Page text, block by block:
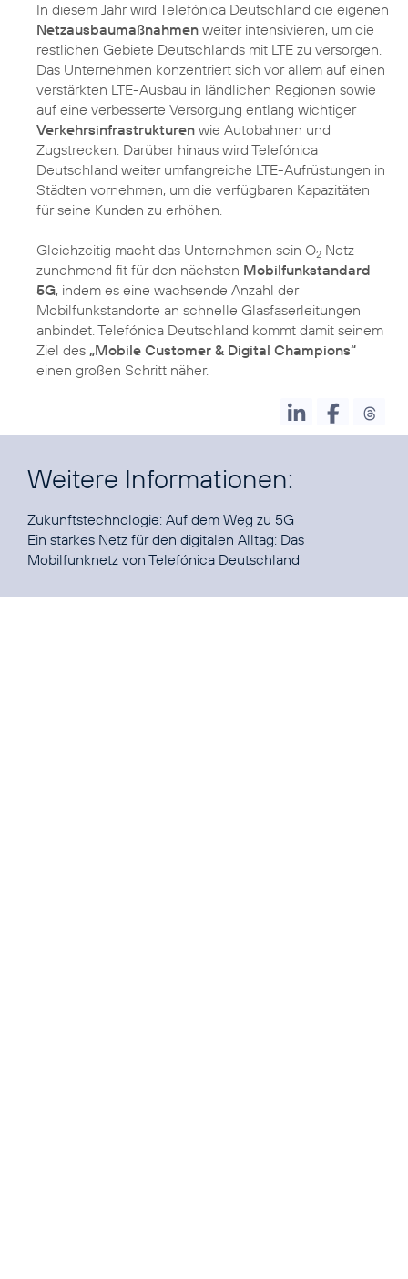
In diesem Jahr wird Telefónica Deutschland die eigenen
Netzausbaumaßnahmen weiter intensivieren, um die
restlichen Gebiete Deutschlands mit LTE zu versorgen.
Das Unternehmen konzentriert sich vor allem auf einen
verstärkten LTE-Ausbau in ländlichen Regionen sowie
auf eine verbesserte Versorgung entlang wichtiger
Verkehrsinfrastrukturen wie Autobahnen und
Zugstrecken. Darüber hinaus wird Telefónica
Deutschland weiter umfangreiche LTE-Aufrüstungen in
Städten vornehmen, um die verfügbaren Kapazitäten
für seine Kunden zu erhöhen.
Gleichzeitig macht das Unternehmen sein O2 Netz
zunehmend fit für den nächsten Mobilfunkstandard
5G, indem es eine wachsende Anzahl der
Mobilfunkstandorte an schnelle Glasfaserleitungen
anbindet. Telefónica Deutschland kommt damit seinem
Ziel des „Mobile Customer & Digital Champions“
einen großen Schritt näher.
Weitere Informationen:
Zukunftstechnologie: Auf dem Weg zu 5G
Ein starkes Netz für den digitalen Alltag: Das
Mobilfunknetz von Telefónica Deutschland